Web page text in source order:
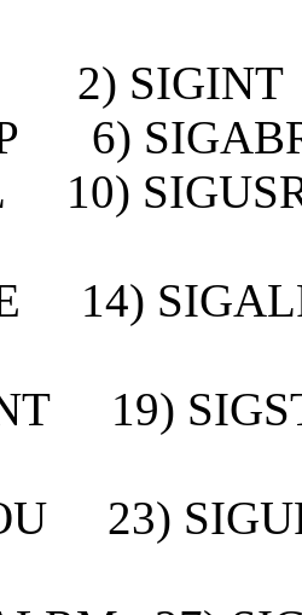
2)
6)
10)
14)
19)
23)